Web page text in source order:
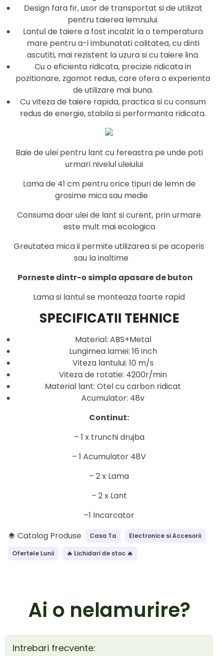
Design fara fir, usor de transportat si de utilizat
pentru taierea lemnului.
Lantul de taiere a fost incalzit la o temperatura
mare pentru a-i imbunatati calitatea, cu dinti
ascutiti, mai rezistent la uzura si cu taiere lina.
Cu o eficienta ridicata, precizie ridicata in
pozitionare, zgomot redus, care ofera o experienta
de utilizare mai buna.
Cu viteza de taiere rapida, practica si cu consum
redus de energie, stabila si performanta ridicata.
Baie de ulei pentru lant cu fereastra pe unde poti
urmari nivelul uleiului
Lama de 41 cm pentru orice tipuri de lemn de
grosime mica sau medie
Consuma doar ulei de lant si curent, prin urmare
este mult mai ecologica
Greutatea mica ii permite utilizarea si pe acoperis
sau la inaltime
Porneste dintr-o simpla apasare de buton
Lama si lantul se monteaza foarte rapid
SPECIFICATII TEHNICE
Material: ABS+Metal
Lungimea lamei: 16 inch
Viteza lantului: 10 m/s
Viteza de rotatie: 4200r/min
Material lant: Otel cu carbon ridicat
Acumulator: 48v
Continut:
– 1 x trunchi drujba
– 1 Acumulator 48V
– 2 x Lama
– 2 x Lant
–1 Incarcator
layers Catalog Produse Casa Ta Electronice si Accesorii
Ofertele Lunii 🔥 Lichidari de stoc 🔥
Ai o nelamurire?
Intrebari frecvente: